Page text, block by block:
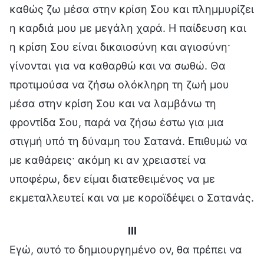
καθώς ζω μέσα στην κρίση Σου και πλημμυρίζει
η καρδιά μου με μεγάλη χαρά. Η παίδευση και
η κρίση Σου είναι δικαιοσύνη και αγιοσύνη·
γίνονται για να καθαρθώ και να σωθώ. Θα
προτιμούσα να ζήσω ολόκληρη τη ζωή μου
μέσα στην κρίση Σου και να λαμβάνω τη
φροντίδα Σου, παρά να ζήσω έστω για μια
στιγμή υπό τη δύναμη του Σατανά. Επιθυμώ να
με καθάρεις· ακόμη κι αν χρειαστεί να
υποφέρω, δεν είμαι διατεθειμένος να με
εκμεταλλευτεί και να με κοροϊδέψει ο Σατανάς.
III
Εγώ, αυτό το δημιουργημένο ον, θα πρέπει να